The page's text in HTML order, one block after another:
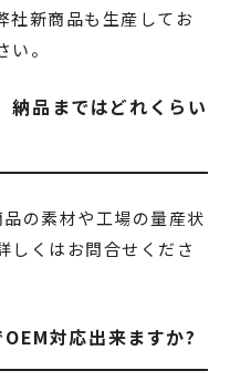
社新商品も生産してお
。
納品まではどれくらい
の素材や工場の量産状
しくはお問合せくださ
対応出来ますか?